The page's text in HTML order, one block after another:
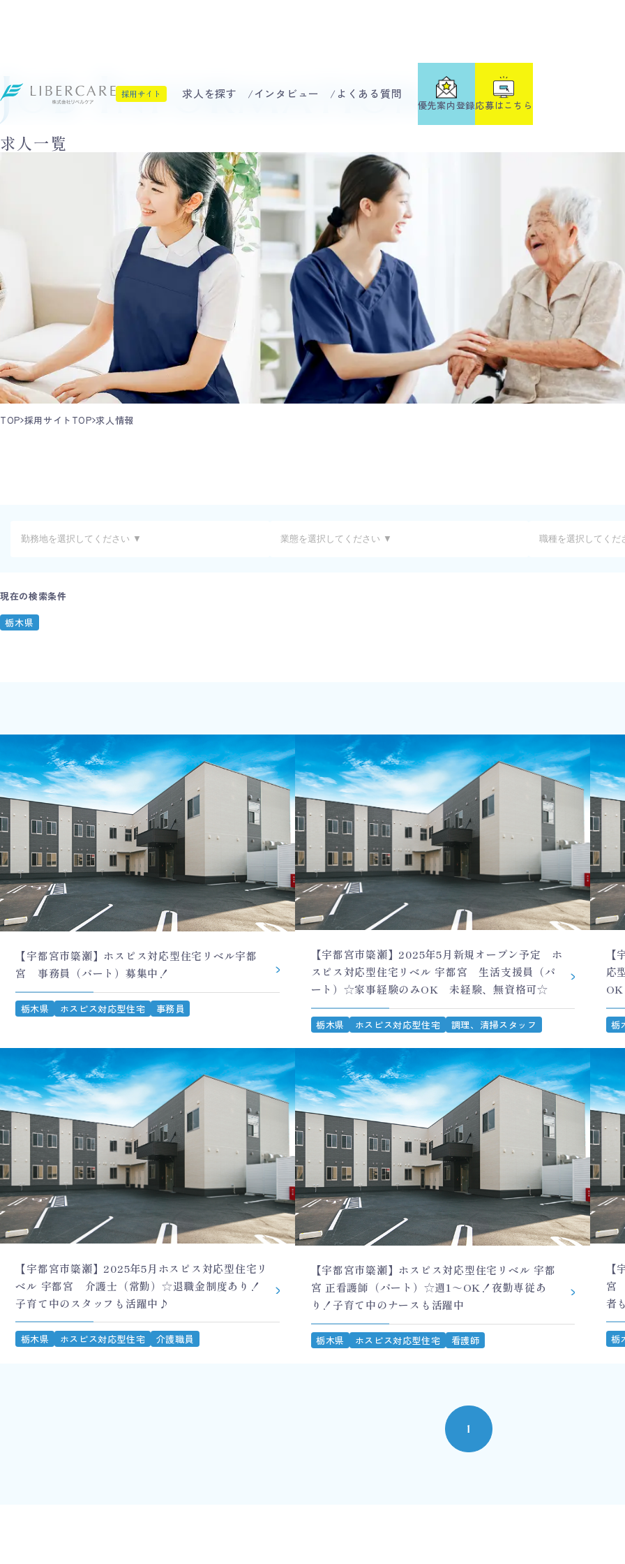
採用サイト 求人を探す インタビュー よくある質問
優先案内登録応募はこちら
Job Information
求人一覧
TOP 採用サイトTOP 求人情報
現在の検索条件
栃木県
【宇都宮市簗瀬】ホスピス対応型住宅リベル宇都
宮 事務員（パート）募集中！
栃木県 ホスピス対応型住宅 事務員
【宇都宮市簗瀬】2025年5月新規オープン予定 ホ
スピス対応型住宅リベル 宇都宮 生活支援員（パ
ート）☆家事経験のみOK 未経験、無資格可☆
栃木県 ホスピス対応型住宅 調理、清掃スタッフ
応
栃
【宇都宮市簗瀬】2025年5月ホスピス対応型住宅リ
ベル 宇都宮 介護士（常勤）☆退職金制度あり！
子育て中のスタッフも活躍中♪
栃木県 ホスピス対応型住宅 介護職員
【宇都宮市簗瀬】ホスピス対応型住宅リベル 宇都
宮 正看護師（パート）☆週1～OK！夜勤専従あ
り！子育て中のナースも活躍中
栃木県 ホスピス対応型住宅 看護師
宮
者
栃
1